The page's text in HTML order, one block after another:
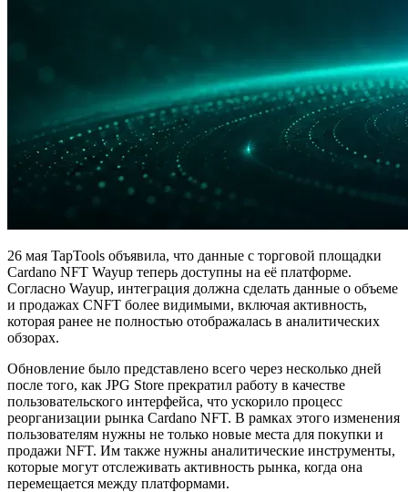
26 мая TapTools объявила, что данные с торговой площадки
Cardano NFT Wayup теперь доступны на её платформе.
Согласно Wayup, интеграция должна сделать данные о объеме
и продажах CNFT более видимыми, включая активность,
которая ранее не полностью отображалась в аналитических
обзорах.
Обновление было представлено всего через несколько дней
после того, как JPG Store прекратил работу в качестве
пользовательского интерфейса, что ускорило процесс
реорганизации рынка Cardano NFT. В рамках этого изменения
пользователям нужны не только новые места для покупки и
продажи NFT. Им также нужны аналитические инструменты,
которые могут отслеживать активность рынка, когда она
перемещается между платформами.